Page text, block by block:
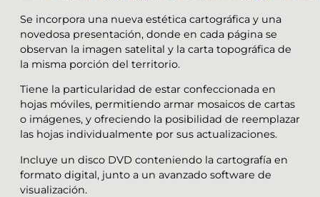
Se incorpora una nueva estética cartográfica y una
novedosa presentación, donde en cada página se
observan la imagen satelital y la carta topográfica de
la misma porción del territorio.
Tiene la particularidad de estar confeccionada en
hojas móviles, permitiendo armar mosaicos de cartas
o imágenes, y ofreciendo la posibilidad de reemplazar
las hojas individualmente por sus actualizaciones.
Incluye un disco DVD conteniendo la cartografía en
formato digital, junto a un avanzado software de
visualización.